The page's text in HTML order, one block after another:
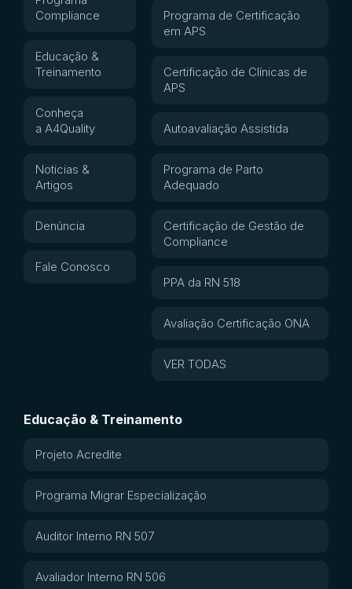
Compliance
Educação &
Treinamento
Conheça
a A4Quality
Noticias &
Artigos
Denúncia
Fale Conosco
Programa de Certificação
em APS
Certificação de Clínicas de
APS
Autoavaliação Assistida
Programa de Parto
Adequado
Certificação de Gestão de
Compliance
PPA da RN 518
Avaliação Certificação ONA
VER TODAS
Educação & Treinamento
Projeto Acredite
Programa Migrar Especialização
Auditor Interno RN 507
Avaliador Interno RN 506